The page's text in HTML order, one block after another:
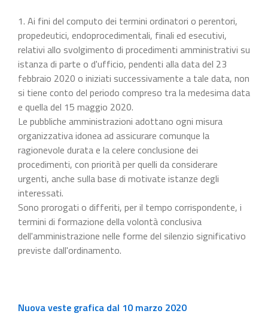
1. Ai fini del computo dei termini ordinatori o perentori,
propedeutici, endoprocedimentali, finali ed esecutivi,
relativi allo svolgimento di procedimenti amministrativi su
istanza di parte o d'ufficio, pendenti alla data del 23
febbraio 2020 o iniziati successivamente a tale data, non
si tiene conto del periodo compreso tra la medesima data
e quella del 15 maggio 2020.
Le pubbliche amministrazioni adottano ogni misura
organizzativa idonea ad assicurare comunque la
ragionevole durata e la celere conclusione dei
procedimenti, con priorità per quelli da considerare
urgenti, anche sulla base di motivate istanze degli
interessati.
Sono prorogati o differiti, per il tempo corrispondente, i
termini di formazione della volontà conclusiva
dell'amministrazione nelle forme del silenzio significativo
previste dall'ordinamento.
Nuova veste grafica dal 10 marzo 2020